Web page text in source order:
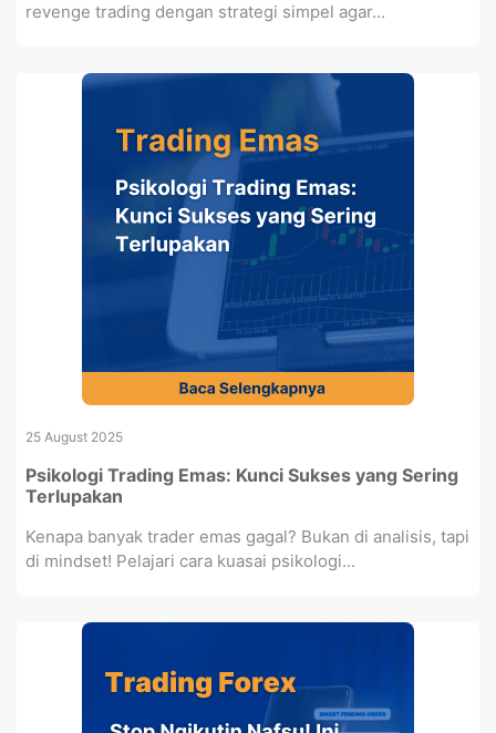
revenge trading dengan strategi simpel agar...
25 August 2025
Psikologi Trading Emas: Kunci Sukses yang Sering
Terlupakan
Kenapa banyak trader emas gagal? Bukan di analisis, tapi
di mindset! Pelajari cara kuasai psikologi...